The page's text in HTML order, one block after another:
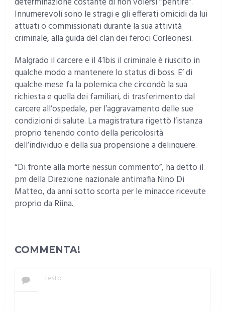
Innumerevoli sono le stragi e gli efferati omicidi da lui
attuati o commissionati durante la sua attività
criminale, alla guida del clan dei feroci Corleonesi.
Malgrado il carcere e il 41bis il criminale è riuscito in
qualche modo a mantenere lo status di boss. E’ di
qualche mese fa la polemica che circondò la sua
richiesta e quella dei familiari, di trasferimento dal
carcere all’ospedale, per l’aggravamento delle sue
condizioni di salute. La magistratura rigettò l’istanza
proprio tenendo conto della pericolosità
dell’individuo e della sua propensione a delinquere.
“Di fronte alla morte nessun commento”, ha detto il
pm della Direzione nazionale antimafia Nino Di
Matteo, da anni sotto scorta per le minacce ricevute
proprio da Riina.
COMMENTA!